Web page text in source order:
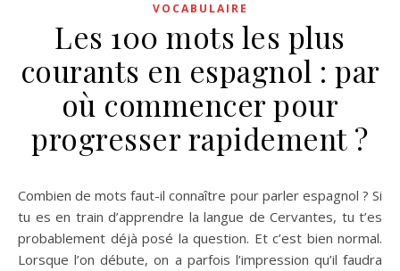
VOCABULAIRE
Les 100 mots les plus
courants en espagnol : par
où commencer pour
progresser rapidement ?
Combien de mots faut-il connaître pour parler espagnol ? Si
tu es en train d’apprendre la langue de Cervantes, tu t’es
probablement déjà posé la question. Et c’est bien normal.
Lorsque l’on débute, on a parfois l’impression qu’il faudra